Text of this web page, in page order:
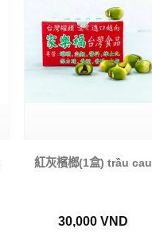
紅灰檳榔(1盒) trầu cau
30,000VND